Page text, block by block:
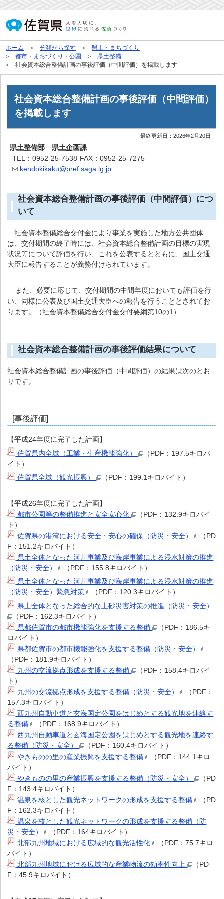
ホーム 分類から探す
県土・まちづくり
都市・まちづくり・公園
県土整備
社会資本総合整備計画の事後評価（中間評価）を掲載します
社会資本総合整備計画の事後評価（中間評価）
を掲載します
最終更新日：2026年2月20日
県土整備部 県土企画課
TEL：0952-25-7538 FAX：0952-25-7275
kendokikaku@pref.saga.lg.jp
社会資本総合整備計画の事後評価（中間評価）につ
いて
社会資本整備総合交付金により事業を実施した地方公共団体
は、交付期間の終了時には、社会資本総合整備計画の目標の実現
状況等について評価を行い、これを公表するとともに、国土交通
大臣に報告することが義務付けられています。
また、必要に応じて、交付期間の中間年度においても評価を行
い、同様に公表及び国土交通大臣への報告を行うこととされてお
ります。（社会資本整備総合交付金交付要綱第10の1）
社会資本総合整備計画の事後評価結果について
社会資本総合整備計画の事後評価（中間評価）の結果は次のとお
りです。
[事後評価]
【平成24年度に完了した計画】
佐賀県内全域（工業・生産機能強化）
（PDF：197.5キロバ
イト）
佐賀県全域（観光振興）
（PDF：199.1キロバイト）
【平成26年度に完了した計画】
都市公園等の整備推進と安全安心化
（PDF：132.9キロバイ
ト）
佐賀県の港湾における安全・安心の確保（防災・安全）
（PD
F：151.2キロバイト）
県土全体となった河川事業及び海岸事業による浸水対策の推進
（防災・安全）
（PDF：155.8キロバイト）
県土全体となった河川事業及び海岸事業による浸水対策の推進
（防災・安全）緊急対策
（PDF：120.3キロバイト）
県土全体となった総合的な土砂災害対策の推進（防災・安全）
（PDF：162.3キロバイト）
県都佐賀市の都市機能強化を支援する整備
（PDF：186.5キ
ロバイト）
県都佐賀市の都市機能強化を支援する整備（防災・安全）
（PDF：181.9キロバイト）
九州の交流拠点形成を支援する整備
（PDF：158.4キロバイ
ト）
九州の交流拠点形成を支援する整備（防災・安全）
（PDF：
157.3キロバイト）
西九州自動車道と玄海国定公園をはじめとする観光地を連絡す
る整備
（PDF：168.9キロバイト）
西九州自動車道と玄海国定公園をはじめとする観光地を連絡す
る整備（防災・安全）
（PDF：160.4キロバイト）
やきものの里の産業振興を支援する整備
（PDF：144.1キロ
バイト）
やきものの里の産業振興を支援する整備（防災・安全）
（PD
F：143.4キロバイト）
温泉を核とした観光ネットワークの形成を支援する整備
（PD
F：162.3キロバイト）
温泉を核とした観光ネットワークの形成を支援する整備（防
災・安全）
（PDF：164キロバイト）
北部九州地域における広域的な観光活性化
（PDF：75.7キロ
バイト）
北部九州地域における広域的な産業物流の効率性向上
（PD
F：45.9キロバイト）